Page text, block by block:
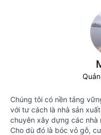
Chúng tôi có nền tảng
với tư cách là nhà sản
chuyên xây dựng các nhà
Cho dù đó là bóc vỏ gỗ,